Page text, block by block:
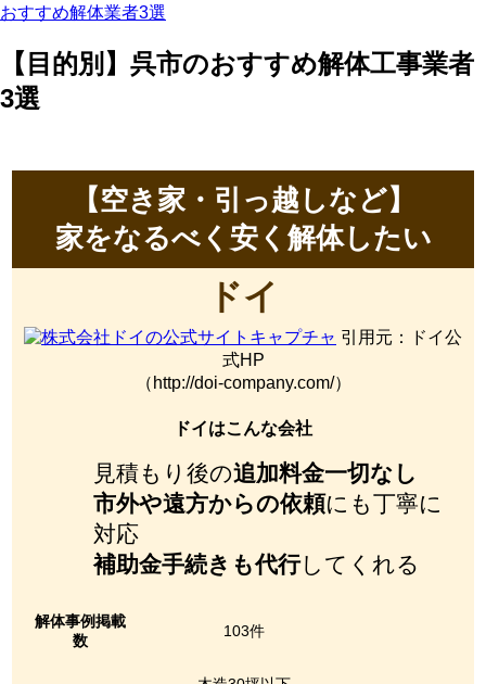
おすすめ解体業者3選
【目的別】呉市のおすすめ解体工事業者
3選
【空き家・引っ越しなど】
家をなるべく安く解体したい
ドイ
引用元：ドイ公
式HP
（http://doi-company.com/）
ドイはこんな会社
見積もり後の追加料金一切なし
市外や遠方からの依頼にも丁寧に
対応
補助金手続きも代行してくれる
解体事例掲載
数
103件